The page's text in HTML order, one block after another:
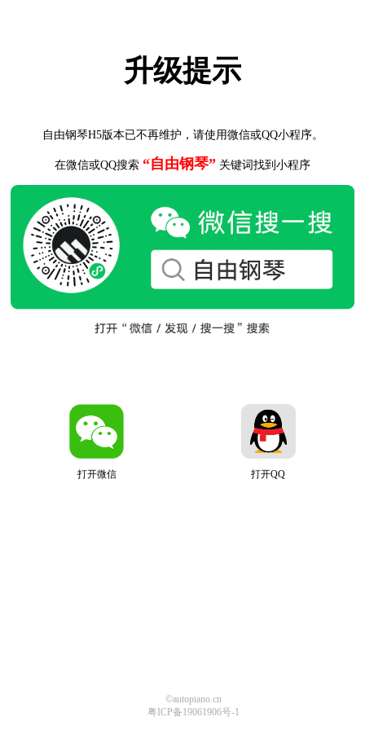
升级提示
自由钢琴H5版本已不再维护，请使用微信或QQ小程序。
在微信或QQ搜索 “自由钢琴” 关键词找到小程序
打开微信 打开QQ
©autopiano.cn
粤ICP备19061906号-1